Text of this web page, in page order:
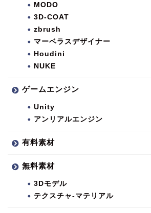
MODO
3D-COAT
zbrush
マーベラスデザイナー
Houdini
NUKE
ゲームエンジン
Unity
アンリアルエンジン
有料素材
無料素材
3Dモデル
テクスチャ-マテリアル